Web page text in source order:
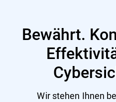
Business Security
GravityZone EDR
Bitdefender MDR-
Bewährt.
Wir stehen Ihnen